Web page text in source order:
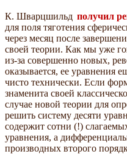
К. Шварцшильд получил
для поля тяготения
через месяц после
своей теории. Как мы уже
из-за совершенно новых,
оказывается, ее уравнения
чисто технически. Если
знаменита своей
случае новой теории для
решить систему десяти
содержит сотни (!)
уравнения, а
производных второго